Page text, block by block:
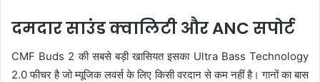
दमदार साउंड क्वालिटी और ANC सपोर्ट
CMF Buds 2 की सबसे बड़ी खासियत इसका Ultra Bass Technology
2.0 फीचर है जो म्यूजिक लवर्स के लिए किसी वरदान से कम नहीं है। गानों का बास